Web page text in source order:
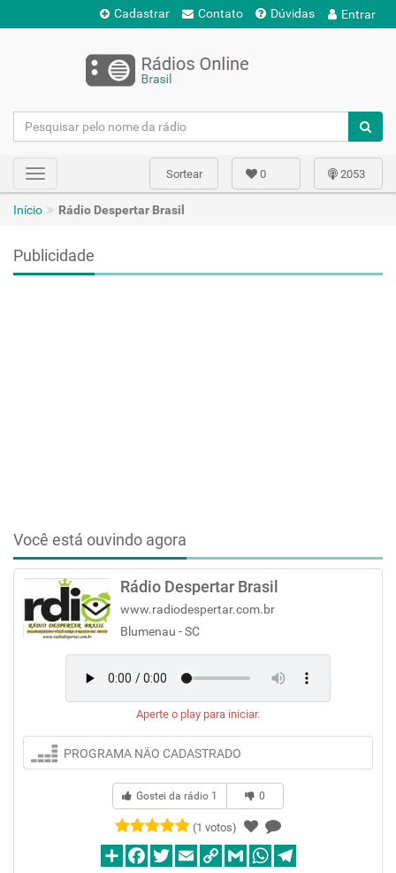
Cadastrar Contato Dúvidas Entrar
Toggle
navigation
2053
0
Sortear
Início Rádio Despertar Brasil
Publicidade
Você está ouvindo agora
Rádio Despertar Brasil
www.radiodespertar.com.br
Blumenau - SC
Aperte o play para iniciar.
PROGRAMA NÃO CADASTRADO
Gostei da rádio 1 0
(1 votos)